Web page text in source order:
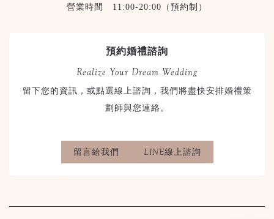
營業時間 11:00-20:00（預約制）
預約婚禮諮詢
Realize Your Dream Wedding
留下您的資訊，或點選線上諮詢，我們將盡快安排婚禮策
劃師與您連絡。
留言給我們 LINE線上諮詢